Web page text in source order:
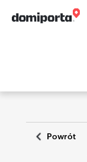
Powrót